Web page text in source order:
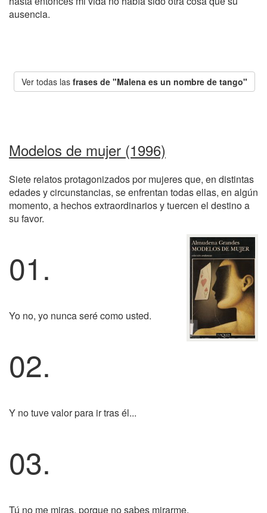
ausencia.
Ver todas las frases de "Malena es un nombre de tango"
Modelos de mujer (1996)
Siete relatos protagonizados por mujeres que, en distintas
edades y circunstancias, se enfrentan todas ellas, en algún
momento, a hechos extraordinarios y tuercen el destino a
su favor.
01.
Yo no, yo nunca seré como usted.
02.
Y no tuve valor para ir tras él...
03.
Tú no me miras, porque no sabes mirarme.